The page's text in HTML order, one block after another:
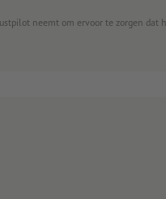
neemt om ervoor te zorgen dat